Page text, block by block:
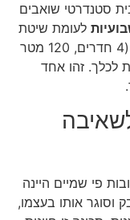
סטנדרטי שואבים
לעומת שיטת
ניקוי ארוכה ומייגעת. כשבוחנים בית בינוני (4 חדרים, 120 מטר
השבועי מתקצר מ-40 דקות לכלך. זהו אחד
פי שמיים היינה
וסוגר אותו בעצמו,